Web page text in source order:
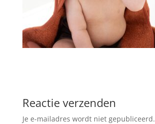
Reactie verzenden
Je e-mailadres wordt niet gepubliceerd.